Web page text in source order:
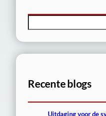
n
Recente blogs
Uitdaging voor de